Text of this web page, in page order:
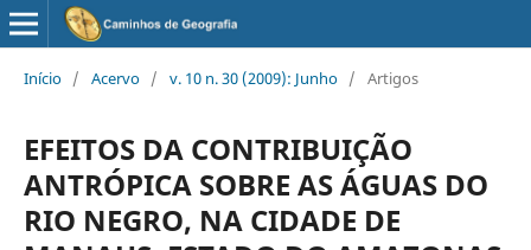
Início / Acervo / v. 10 n. 30 (2009): Junho / Artigos
EFEITOS DA CONTRIBUIÇÃO
ANTRÓPICA SOBRE AS ÁGUAS DO
RIO NEGRO, NA CIDADE DE